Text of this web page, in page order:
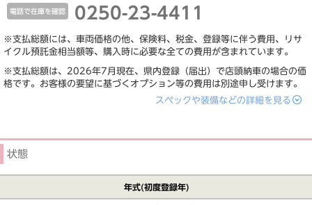
電話で在庫を確認 0250-23-4411
※支払総額には、車両価格の他、保険料、税金、登録等に伴う費用、リサ
イクル預託金相当額等、購入時に必要な全ての費用が含まれています。
※支払総額は、2026年7月現在、県内登録（届出）で店頭納車の場合の価
格です。お客様の要望に基づくオプション等の費用は別途申し受けます。
スペックや装備などの詳細を見る
状態
年式(初度登録年)